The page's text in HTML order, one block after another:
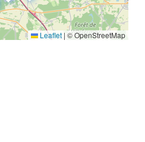
Leaflet | © OpenStreetMap